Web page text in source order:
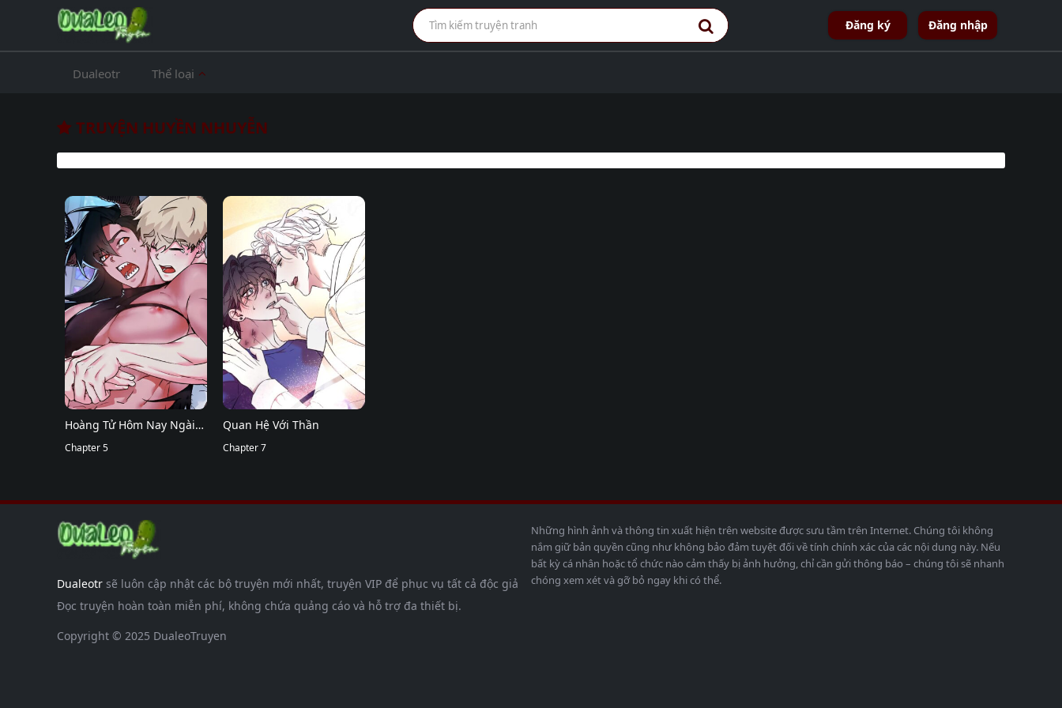
Đăng ký Đăng nhập
Dualeotr Thể loại
TRUYỆN HUYỀN NHUYỄN
Hoàng Tử Hôm Nay Ngài
Đã Được Lấp Đầy Chưa
Chapter 5
Quan Hệ Với Thần
Chapter 7
Dualeotr sẽ luôn cập nhật các bộ truyện mới nhất, truyện VIP để phục vụ tất cả độc giả
Đọc truyện hoàn toàn miễn phí, không chứa quảng cáo và hỗ trợ đa thiết bị.
Copyright © 2025 DualeoTruyen
Những hình ảnh và thông tin xuất hiện trên website được sưu tầm trên Internet. Chúng tôi không
nắm giữ bản quyền cũng như không bảo đảm tuyệt đối về tính chính xác của các nội dung này. Nếu
bất kỳ cá nhân hoặc tổ chức nào cảm thấy bị ảnh hưởng, chỉ cần gửi thông báo – chúng tôi sẽ nhanh
chóng xem xét và gỡ bỏ ngay khi có thể.